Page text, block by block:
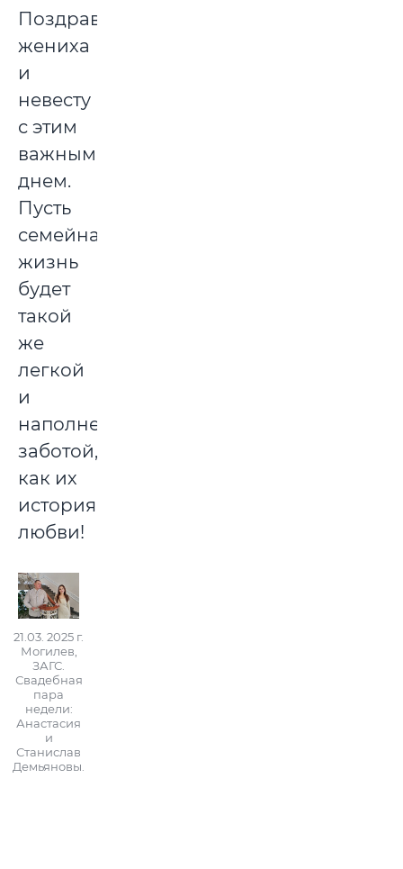
Поздравляем
жениха
и
невесту
с этим
важным
днем.
Пусть
семейная
жизнь
будет
такой
же
легкой
и
наполненной
заботой,
как их
история
любви!
21.03. 2025 г.
Могилев,
ЗАГС.
Свадебная
пара
недели:
Анастасия
и
Станислав
Демьяновы.